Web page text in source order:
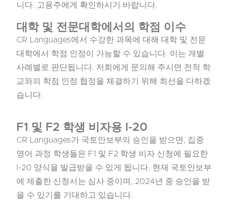
니다. 고용주에게 확인하시기 바랍니다.
대학 및 전문대학에서의 학점 이수
CR Languages에서 수강한 과목에 대해 대학 및 전문
대학에서 학점 인정이 가능할 수 있습니다. 이는 개별
사례별로 판단됩니다. 저희에게 문의해 주시면 전적 학
교와의 학점 인정 협정을 체결하기 위해 최선을 다하겠
습니다.
F1 및 F2 학생 비자용 I-20
CR Languages가 국토안보부의 승인을 받으면, 집중
영어 과정 학생들은 F1 및 F2 학생 비자 신청에 필요한
I-20 양식을 발급받을 수 있게 됩니다. 현재 국토안보부
에 제출한 신청서는 심사 중이며, 2024년 중 승인을 받
을 수 있기를 기대하고 있습니다.